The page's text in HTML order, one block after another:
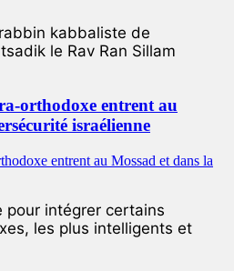
kabbaliste de
le Rav Ran Sillam
orthodoxe entrent au
israélienne
pour intégrer certains
les plus intelligents et